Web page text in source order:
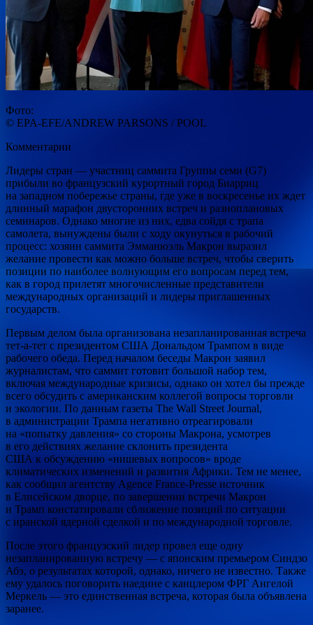
Фото:
© EPA-EFE/ANDREW PARSONS / POOL
Комментарии
Лидеры стран — участниц саммита Группы семи (G7)
прибыли во французский курортный город Биарриц
на западном побережье страны, где уже в воскресенье их ждет
длинный марафон двусторонних встреч и разноплановых
семинаров. Однако многие из них, едва сойдя с трапа
самолета, вынуждены были с ходу окунуться в рабочий
процесс: хозяин саммита Эмманюэль Макрон выразил
желание провести как можно больше встреч, чтобы сверить
позиции по наиболее волнующим его вопросам перед тем,
как в город прилетят многочисленные представители
международных организаций и лидеры приглашенных
государств.
Первым делом была организована незапланированная встреча
тет-а-тет с президентом США Дональдом Трампом в виде
рабочего обеда. Перед началом беседы Макрон заявил
журналистам, что саммит готовит большой набор тем,
включая международные кризисы, однако он хотел бы прежде
всего обсудить с американским коллегой вопросы торговли
и экологии. По данным газеты The Wall Street Journal,
в администрации Трампа негативно отреагировали
на «попытку давления» со стороны Макрона, усмотрев
в его действиях желание склонить президента
США к обсуждению «нишевых вопросов» вроде
климатических изменений и развития Африки. Тем не менее,
как сообщил агентству Agence France-Presse источник
в Елисейском дворце, по завершении встречи Макрон
и Трамп констатировали сближение позиций по ситуации
с иранской ядерной сделкой и по международной торговле.
После этого французский лидер провел еще одну
незапланированную встречу — с японским премьером Синдзо
Абэ, о результатах которой, однако, ничего не известно. Также
ему удалось поговорить наедине с канцлером ФРГ Ангелой
Меркель — это единственная встреча, которая была объявлена
заранее.